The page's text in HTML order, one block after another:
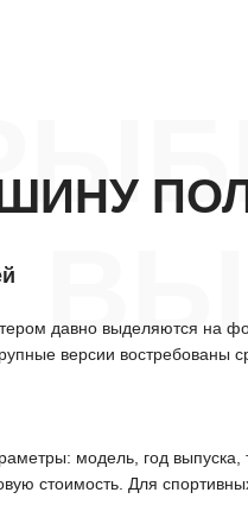
давно выделяются на
версии
модель, год
стоимость. Для